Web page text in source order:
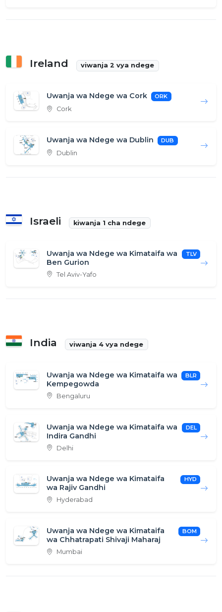
Ireland viwanja 2 vya ndege
Uwanja wa Ndege wa Cork ORK
Cork
Uwanja wa Ndege wa Dublin DUB
Dublin
Israeli kiwanja 1 cha ndege
Uwanja wa Ndege wa Kimataifa wa
Ben Gurion
TLV
Tel Aviv-Yafo
India viwanja 4 vya ndege
Uwanja wa Ndege wa Kimataifa wa
Kempegowda
BLR
Bengaluru
Uwanja wa Ndege wa Kimataifa wa
Indira Gandhi
DEL
Delhi
Uwanja wa Ndege wa Kimataifa
wa Rajiv Gandhi
HYD
Hyderabad
Uwanja wa Ndege wa Kimataifa
wa Chhatrapati Shivaji Maharaj
BOM
Mumbai